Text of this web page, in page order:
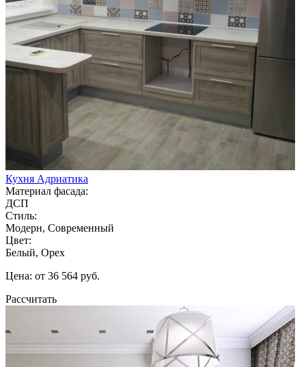
Кухня Адриатика
Материал фасада:
ДСП
Стиль:
Модерн, Современный
Цвет:
Белый, Орех
Цена: от 36 564 руб.
Рассчитать